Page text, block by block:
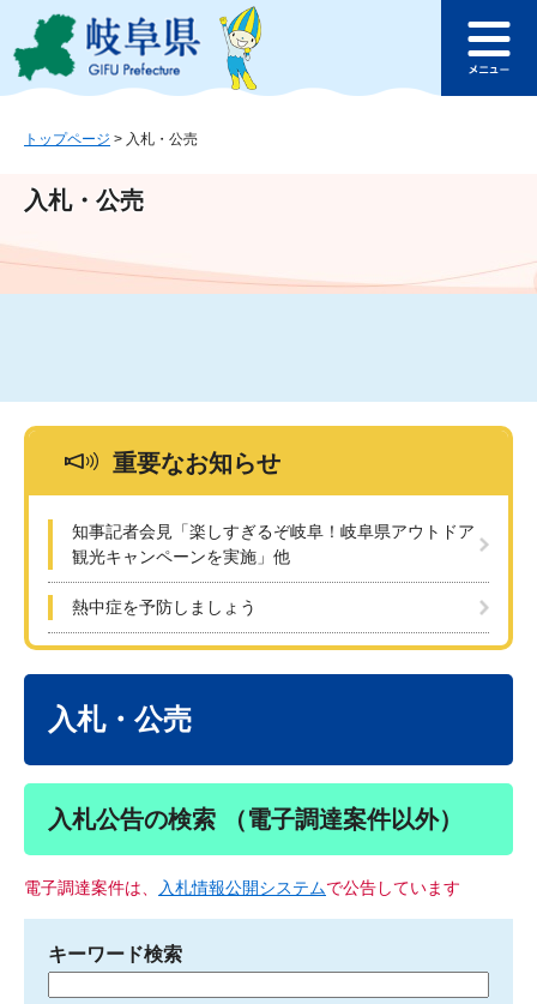
ジ
ュ
文
このページの本文へ
ュ
トップページ > 入札・公売
入札・公売
重要なお知らせ
知事記者会見「楽しすぎるぞ岐阜！岐阜県アウトドア
観光キャンペーンを実施」他
熱中症を予防しましょう
入札・公売
入札公告の検索 （電子調達案件以外）
電子調達案件は、 入札情報公開システムで公告しています
キーワード検索